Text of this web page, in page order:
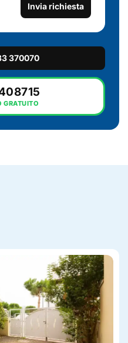
Invia richiesta
370070
GRATUITO